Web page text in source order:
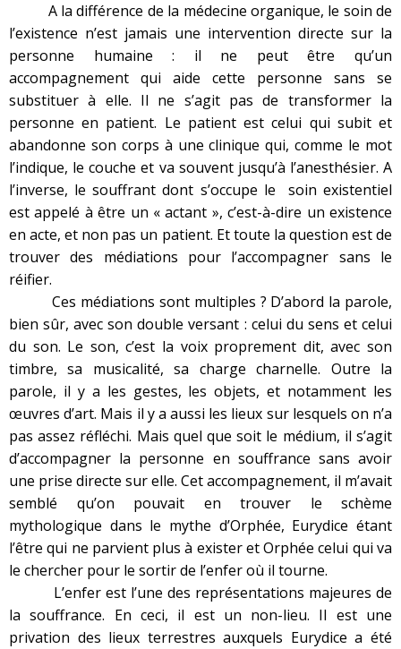
A la différence de la médecine organique, le soin de
l’existence n’est jamais une intervention directe sur la
personne humaine : il ne peut être qu’un
accompagnement qui aide cette personne sans se
substituer à elle. Il ne s’agit pas de transformer la
personne en patient. Le patient est celui qui subit et
abandonne son corps à une clinique qui, comme le mot
l’indique, le couche et va souvent jusqu’à l’anesthésier. A
l’inverse, le souffrant dont s’occupe le soin existentiel
est appelé à être un « actant », c’est-à-dire un existence
en acte, et non pas un patient. Et toute la question est de
trouver des médiations pour l’accompagner sans le
réifier.
Ces médiations sont multiples ? D’abord la parole,
bien sûr, avec son double versant : celui du sens et celui
du son. Le son, c’est la voix proprement dit, avec son
timbre, sa musicalité, sa charge charnelle. Outre la
parole, il y a les gestes, les objets, et notamment les
œuvres d’art. Mais il y a aussi les lieux sur lesquels on n’a
pas assez réfléchi. Mais quel que soit le médium, il s’agit
d’accompagner la personne en souffrance sans avoir
une prise directe sur elle. Cet accompagnement, il m’avait
semblé qu’on pouvait en trouver le schème
mythologique dans le mythe d’Orphée, Eurydice étant
l’être qui ne parvient plus à exister et Orphée celui qui va
le chercher pour le sortir de l’enfer où il tourne.
L’enfer est l’une des représentations majeures de
la souffrance. En ceci, il est un non-lieu. Il est une
privation des lieux terrestres auxquels Eurydice a été